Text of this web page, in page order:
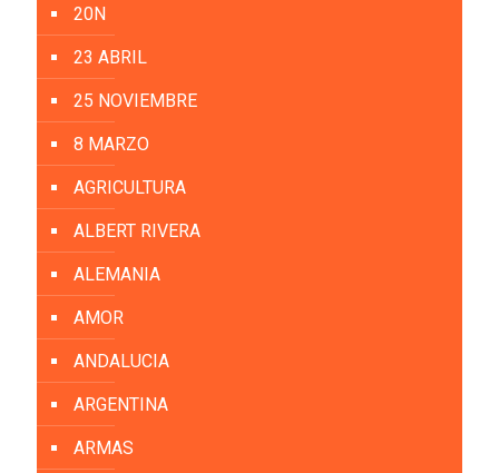
20N
23 ABRIL
25 NOVIEMBRE
8 MARZO
AGRICULTURA
ALBERT RIVERA
ALEMANIA
AMOR
ANDALUCIA
ARGENTINA
ARMAS